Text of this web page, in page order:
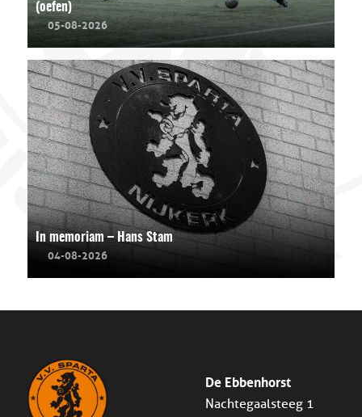
(oefen)
05-08-2026
In memoriam – Hans Stam
04-08-2026
De Ebbenhorst
Nachtegaalsteeg 1